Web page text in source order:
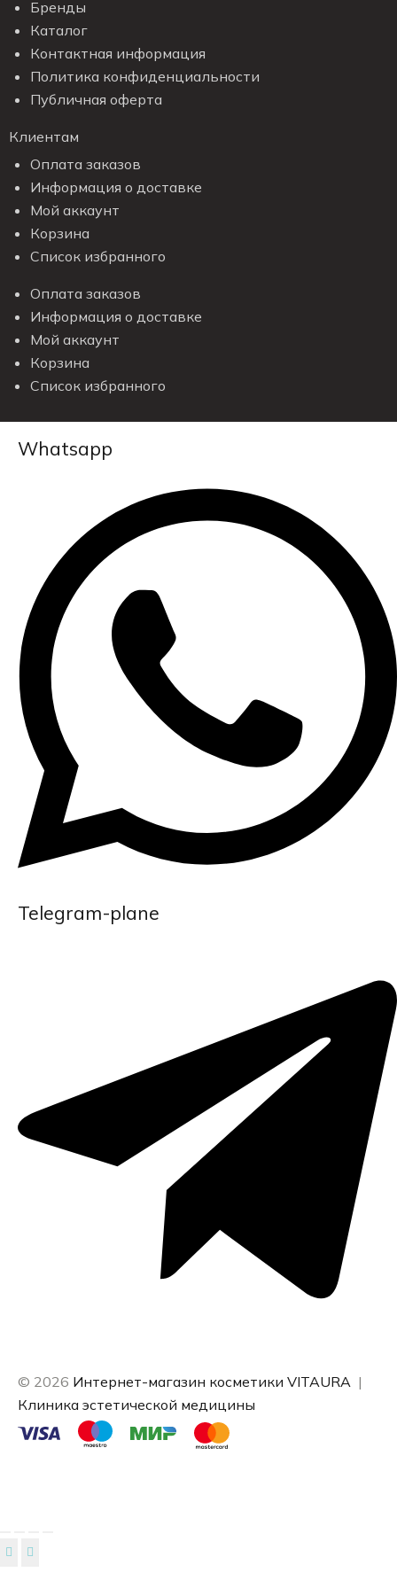
Бренды
Каталог
Контактная информация
Политика конфиденциальности
Публичная оферта
Клиентам
Оплата заказов
Информация о доставке
Мой аккаунт
Корзина
Список избранного
Оплата заказов
Информация о доставке
Мой аккаунт
Корзина
Список избранного
Whatsapp
Telegram-plane
© 2026 Интернет-магазин косметики VITAURA |
Клиника эстетической медицины